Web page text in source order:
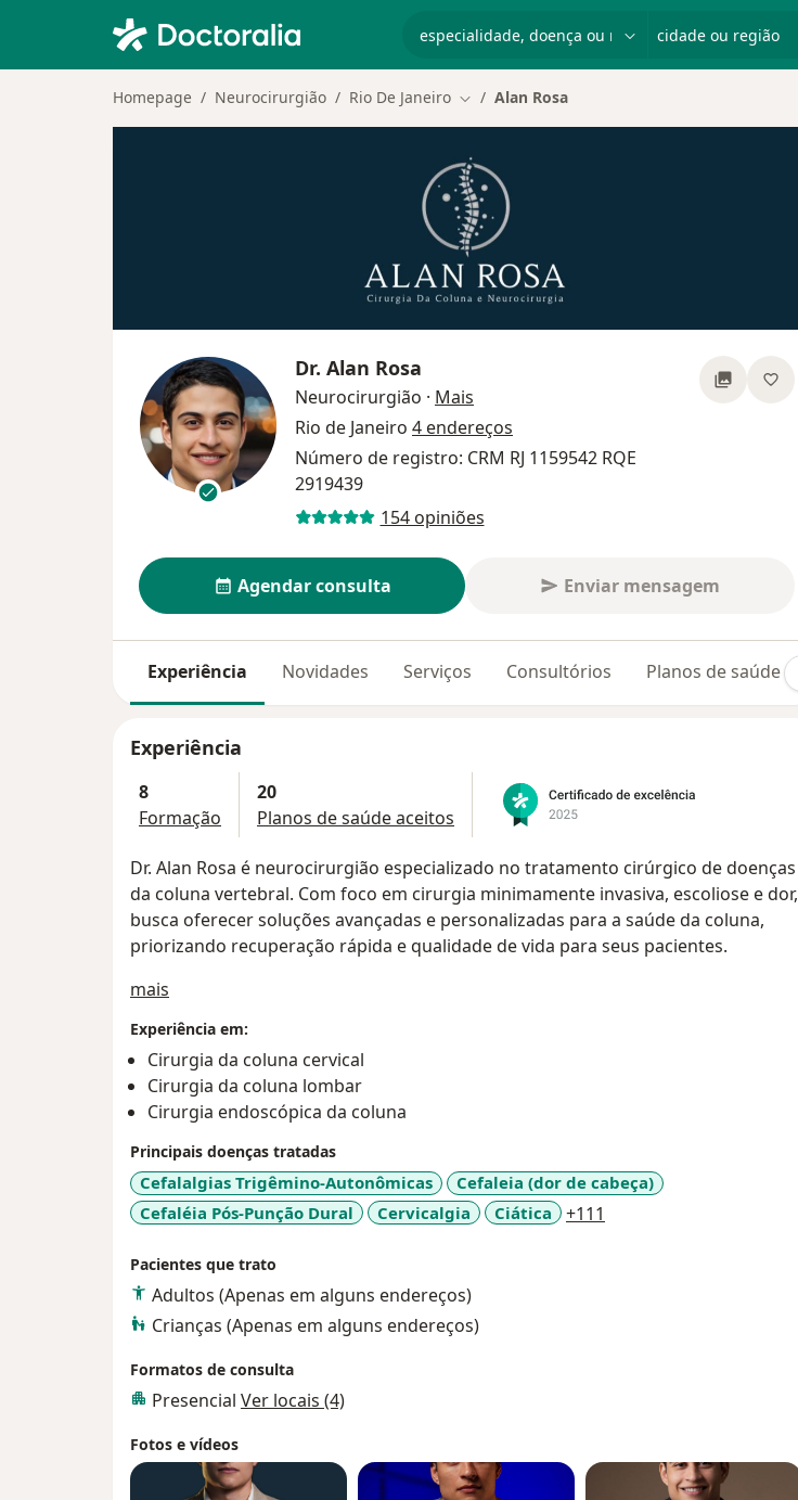
Homepage Neurocirurgião Rio De Janeiro Mudar de cidade
Alan Rosa
Dr. Alan Rosa
Neurocirurgião · Mais
Rio de Janeiro 4 endereços
Número de registro: CRM RJ 1159542 RQE
2919439
154 opiniões
Agendar consulta Enviar mensagem
Experiência Novidades Serviços Consultórios Planos de saúde
Experiência
8
Formação
20
Planos de saúde aceitos
Dr. Alan Rosa é neurocirurgião especializado no tratamento cirúrgico de doenças
da coluna vertebral. Com foco em cirurgia minimamente invasiva, escoliose e dor,
busca oferecer soluções avançadas e personalizadas para a saúde da coluna,
priorizando recuperação rápida e qualidade de vida para seus pacientes.
mais
Experiência em:
Cirurgia da coluna cervical
Cirurgia da coluna lombar
Cirurgia endoscópica da coluna
Principais doenças tratadas
Cefalalgias Trigêmino-Autonômicas
Cefaleia (dor de cabeça)
Cefaléia Pós-Punção Dural
Cervicalgia Ciática +111
Pacientes que trato
Adultos (Apenas em alguns endereços)
Crianças (Apenas em alguns endereços)
Formatos de consulta
Presencial Ver locais (4)
Fotos e vídeos